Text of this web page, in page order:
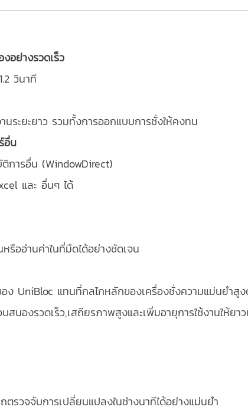
อย่างรวดเร็ว
วินาที
นระยะยาว รวมทั้งการออกแบบการชั่งให้คงทน
อื่น
การอื่น (WindowDirect)
และ อื่นๆ ได้
ออ่านค่าในที่มืดได้อย่างชัดเจน
อง UniBloc แทนที่กลไกหลักของเครื่องชั่งความแม่นยำ
สนองรวดเร็ว,เสถียรภาพสูงและเพิ่มอายุการใช้งานให้ยา
รวจจับการเปลี่ยนแปลงในช่างนาทีได้อย่างแม่นยำ